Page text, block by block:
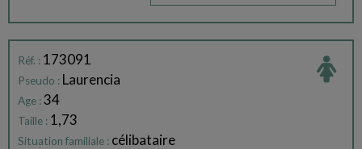
Réf. : 173091
Pseudo : Laurencia
Age :34
Taille : 1,73
Situation familiale : célibataire